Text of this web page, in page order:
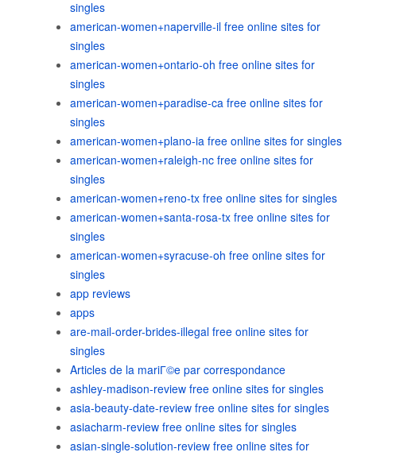
singles
american-women+naperville-il free online sites for
singles
american-women+ontario-oh free online sites for
singles
american-women+paradise-ca free online sites for
singles
american-women+plano-ia free online sites for singles
american-women+raleigh-nc free online sites for
singles
american-women+reno-tx free online sites for singles
american-women+santa-rosa-tx free online sites for
singles
american-women+syracuse-oh free online sites for
singles
app reviews
apps
are-mail-order-brides-illegal free online sites for
singles
Articles de la mariГ©e par correspondance
ashley-madison-review free online sites for singles
asia-beauty-date-review free online sites for singles
asiacharm-review free online sites for singles
asian-single-solution-review free online sites for